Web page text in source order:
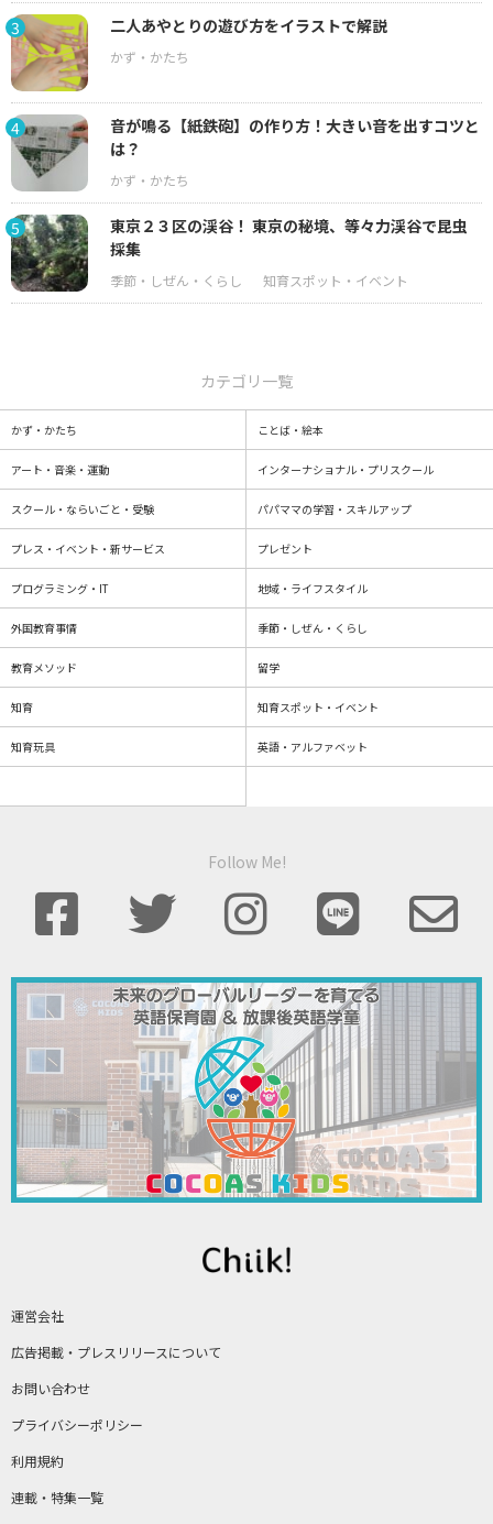
3 二人あやとりの遊び方をイラストで解説
4
音が鳴る【紙鉄砲】の作り方！大きい音を出すコツと
は？
5
東京２３区の渓谷！ 東京の秘境、等々力渓谷で昆虫
採集
運営会社
広告掲載・プレスリリースについて
お問い合わせ
プライバシーポリシー
利用規約
連載・特集一覧
カテゴリ一覧
かず・かたち ことば・絵本
アート・音楽・運動 インターナショナル・プリスクール
スクール・ならいごと・受験 パパママの学習・スキルアップ
プレス・イベント・新サービス プレゼント
プログラミング・IT 地域・ライフスタイル
外国教育事情 季節・しぜん・くらし
教育メソッド 留学
知育 知育スポット・イベント
知育玩具 英語・アルファベット
Follow Me!